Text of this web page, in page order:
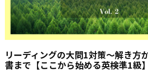
リーディングの大問1対策～解き方
書まで【ここから始める英検準1級】